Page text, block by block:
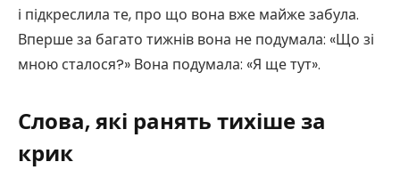
і підкреслила те, про що вона вже майже забула.
Вперше за багато тижнів вона не подумала: «Що зі
мною сталося?» Вона подумала: «Я ще тут».
Слова, які ранять тихіше за
крик